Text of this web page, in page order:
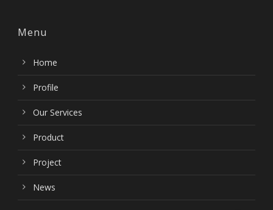
Menu
Home
Profile
Our Services
Product
Project
News